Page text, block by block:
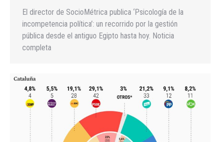
El director de SocioMétrica publica ‘Psicología de la
incompetencia política’: un recorrido por la gestión
pública desde el antiguo Egipto hasta hoy. Noticia
completa